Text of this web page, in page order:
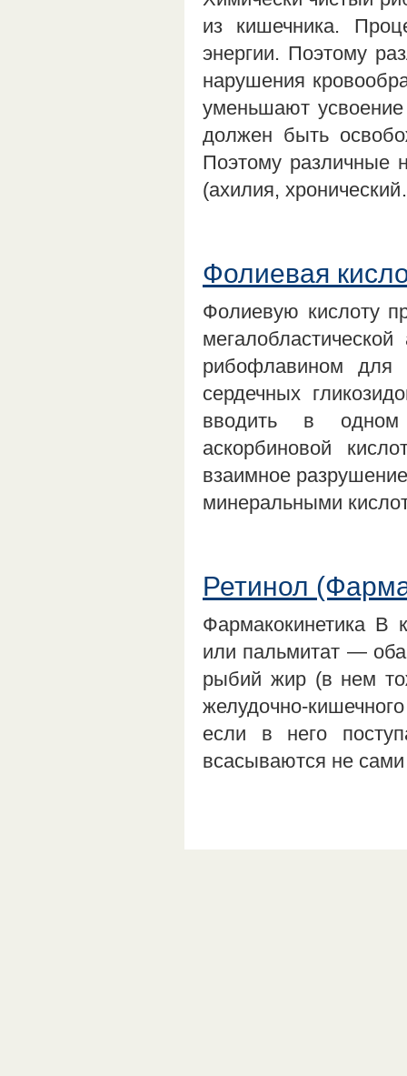
из кишечника.
энергии. Поэтому
нарушения
уменьшают
должен быть
Поэтому различные
(ахилия,
Фолиевая
Фолиевую кислоту
рибофлавином для
сердечных
вводить в одном
аскорбиновой
взаимное
минеральными
Ретинол
Фармакокинетика В
или пальмитат —
рыбий жир (в нем
желудочно-
если в него
всасываются не